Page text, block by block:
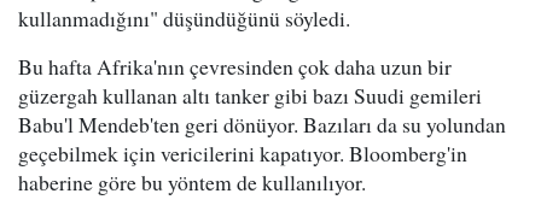
kullanmadığını" düşündüğünü söyledi.
Bu hafta Afrika'nın çevresinden çok daha uzun bir
güzergah kullanan altı tanker gibi bazı Suudi gemileri
Babu'l Mendeb'ten geri dönüyor. Bazıları da su yolundan
geçebilmek için vericilerini kapatıyor. Bloomberg'in
haberine göre bu yöntem de kullanılıyor.